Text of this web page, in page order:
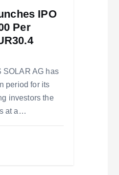
IPO
Per
AG has
period for its
investors the
at a…